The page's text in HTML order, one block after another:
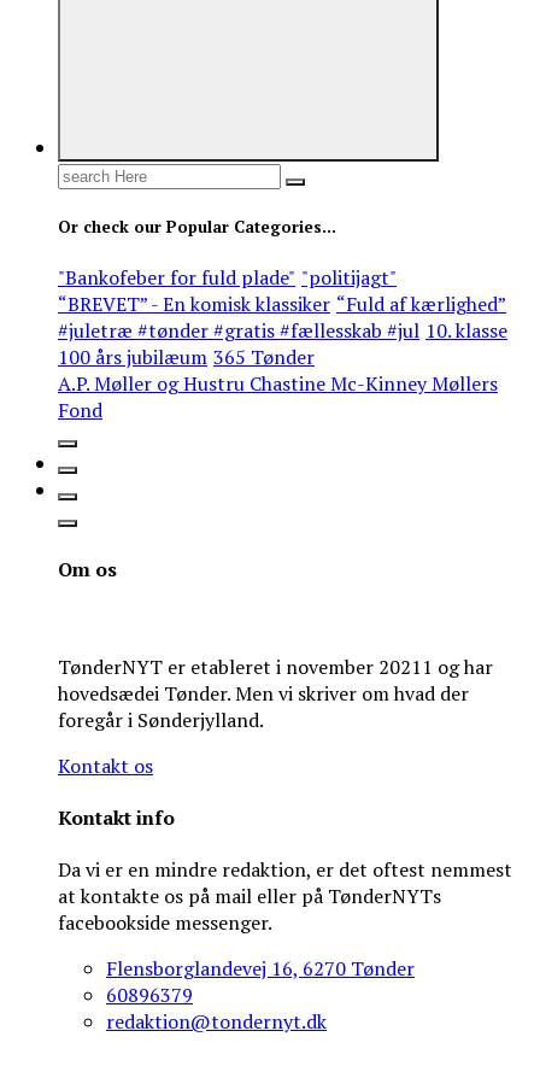
Search
Or check our Popular Categories...
"Bankofeber for fuld plade" "politijagt"
“BREVET” - En komisk klassiker “Fuld af kærlighed”
#juletræ #tønder #gratis #fællesskab #jul 10. klasse
100 års jubilæum 365 Tønder
A.P. Møller og Hustru Chastine Mc-Kinney Møllers
Fond
Om os
TønderNYT er etableret i november 20211 og har
hovedsædei Tønder. Men vi skriver om hvad der
foregår i Sønderjylland.
Kontakt os
Kontakt info
Da vi er en mindre redaktion, er det oftest nemmest
at kontakte os på mail eller på TønderNYTs
facebookside messenger.
Flensborglandevej 16, 6270 Tønder
60896379
redaktion@tondernyt.dk